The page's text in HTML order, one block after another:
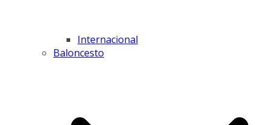
Internacional
Baloncesto